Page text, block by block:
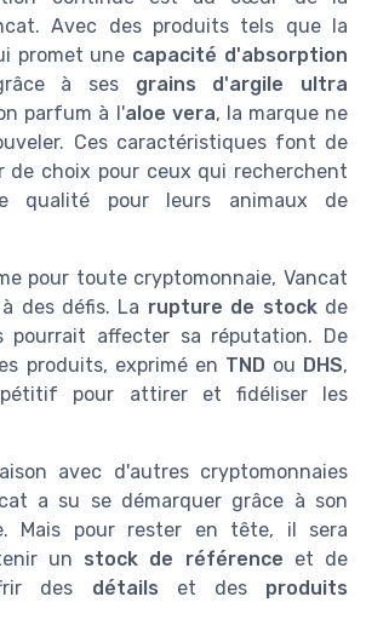
Avec des produits tels que la
promet une capacité d'absorption
à ses grains d'argile ultra
parfum à l'aloe vera, la marque ne
Ces caractéristiques font de
de choix pour ceux qui recherchent
qualité pour leurs animaux de
pour toute cryptomonnaie, Vancat
des défis. La rupture de stockde
pourrait affecter sa réputation. De
produits, exprimé en TND ou DHS,
pour attirer et fidéliser les
avec d'autres cryptomonnaies
a su se démarquer grâce à son
Mais pour rester en tête, il sera
un stock de référence et de
des détails et des produits